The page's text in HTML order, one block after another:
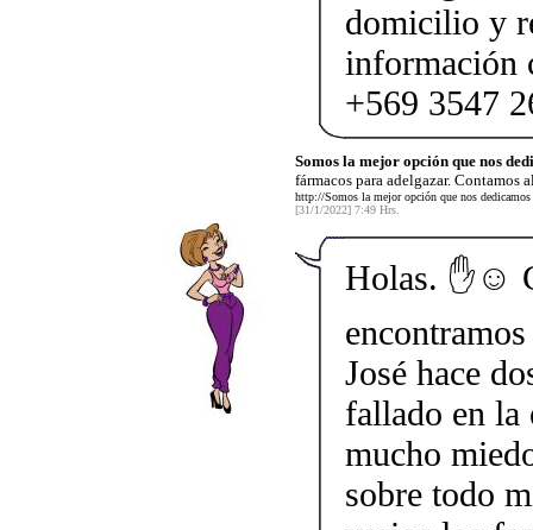
domicilio y
información
+569 3547
Somos la mejor opción que nos
fármacos para adelgazar. Contamos
http://Somos la mejor opción que nos dedicamos
[31/1/2022] 7:49 Hrs.
Holas. ✋☺️
José hace
fallado en la
mucho
sobre todo